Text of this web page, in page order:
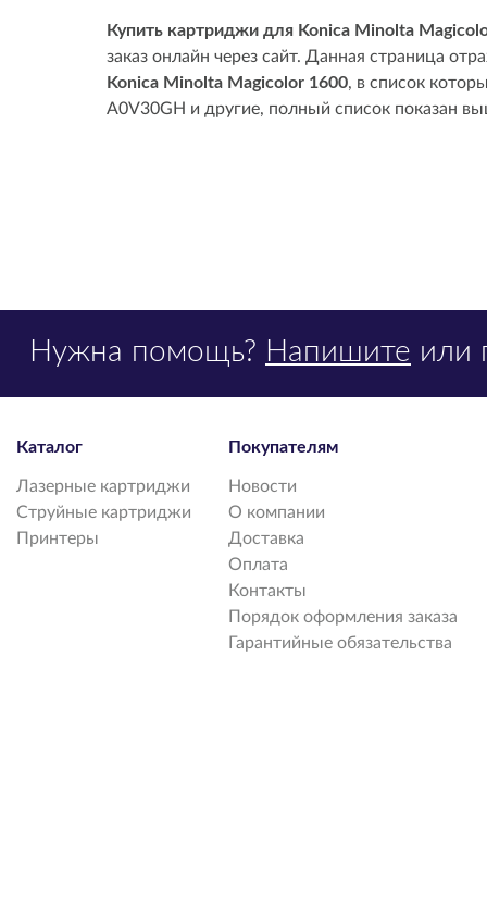
Купить картриджи для Konica Minolta
заказ онлайн через сайт. Данная страница
Konica Minolta Magicolor 1600, в список
A0V30GH и другие, полный список показан
Нужна помощь? Напишите или
Каталог
Лазерные картриджи
Струйные картриджи
Принтеры
Покупателям
Новости
О компании
Доставка
Оплата
Контакты
Порядок оформления заказа
Гарантийные обязательства